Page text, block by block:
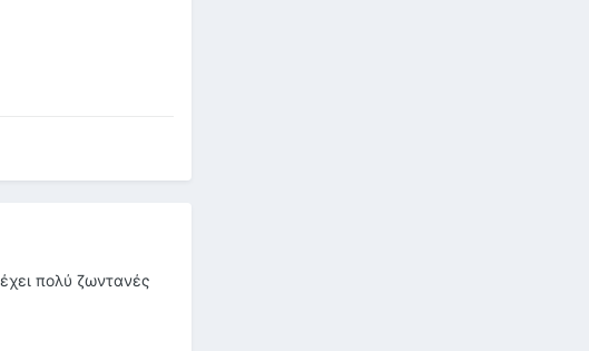
πολύ ζωντανές